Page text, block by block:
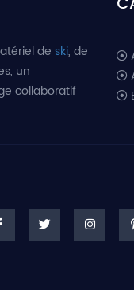
de ski, de
un
collaboratif